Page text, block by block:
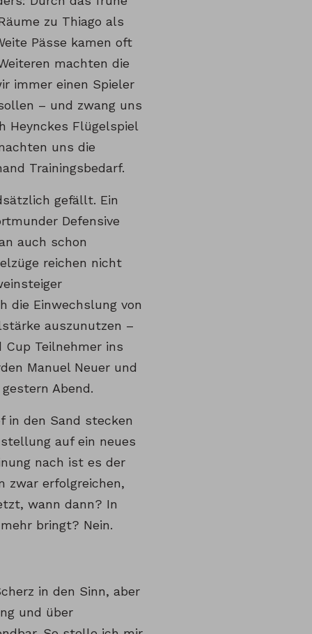
zu Thiago als
Pässe kamen oft
machten die
immer einen Spieler
– und zwang uns
Heynckes Flügelspiel
uns die
Trainingsbedarf.
gefällt. Ein
Defensive
auch schon
reichen nicht
die Einwechslung von
auszunutzen –
Teilnehmer ins
Manuel Neuer und
Abend.
in den Sand stecken
auf ein neues
nach ist es der
zwar erfolgreichen,
wann dann? In
bringt? Nein.
in den Sinn, aber
und über